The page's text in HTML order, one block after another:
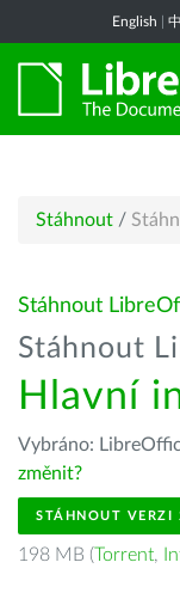
English
Stáhnout /
Stáhnout
Stáhnout
Hlavní
Vybráno:
změnit?
STÁHNOUT VERZI
198 MB (Torrent,